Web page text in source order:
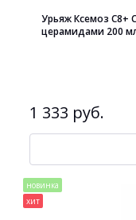
Урьяж Ксемоз С8+
церамидами 200
1 333 руб.
новинка
хит